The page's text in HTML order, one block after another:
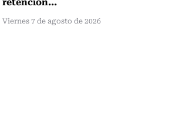
Viernes 7 de agosto de 2026